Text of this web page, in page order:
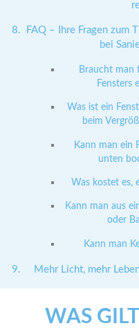
FAQ – Ihre Fragen zum
bei
Braucht man
Fensters
Was ist ein
beim
Kann man ein
unten
Was kostet es,
Kann man aus
oder
Kann man
Mehr Licht, mehr
WAS